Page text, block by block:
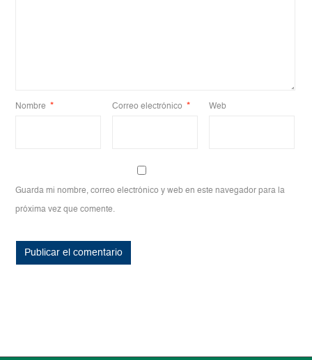
Nombre * Correo electrónico * Web
Guarda mi nombre, correo electrónico y web en este navegador para la
próxima vez que comente.